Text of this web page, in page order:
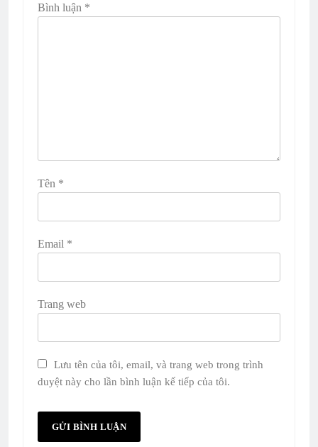
Bình luận *
Tên *
Email *
Trang web
Lưu tên của tôi, email, và trang web trong trình
duyệt này cho lần bình luận kế tiếp của tôi.